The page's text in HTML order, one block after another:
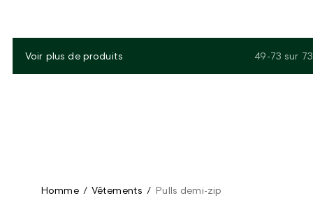
Voir plus de produits 49-73 sur 73
Homme / Vêtements / Pulls demi-zip